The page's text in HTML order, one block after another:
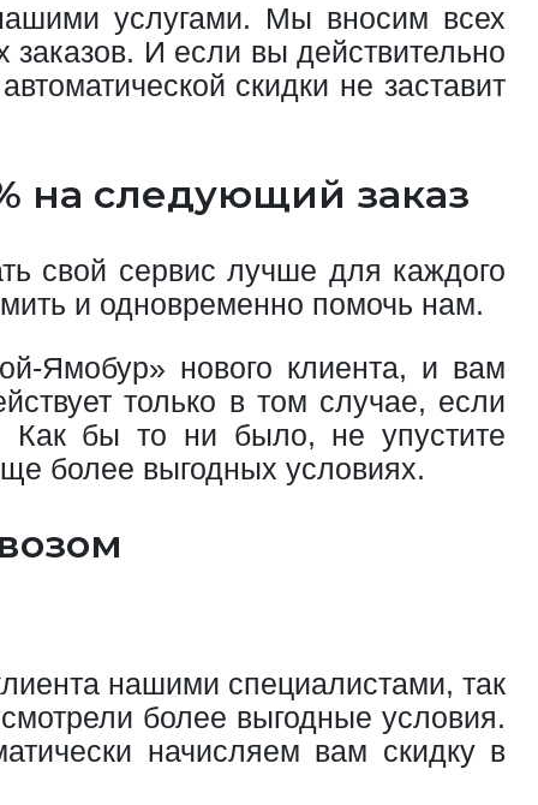
услугами. Мы вносим всех
И если вы действительно
скидки не заставит
на следующий заказ
свой сервис лучше для каждого
и одновременно помочь нам.
Ямобур» нового клиента, и вам
только в том случае, если
Как бы то ни было, не упустите
более выгодных условиях.
нашими специалистами, так
более выгодные условия.
начисляем вам скидку в